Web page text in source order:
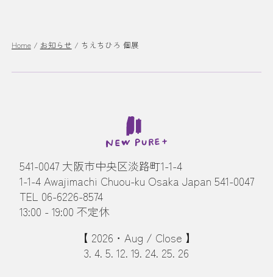
Home / お知らせ / ちえちひろ 個展
541-0047 大阪市中央区淡路町1-1-4
1-1-4 Awajimachi Chuou-ku Osaka Japan 541-0047
TEL 06-6226-8574
13:00 - 19:00 不定休
【 2026・Aug / Close 】
3. 4. 5. 12. 19. 24. 25. 26